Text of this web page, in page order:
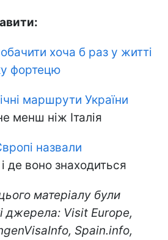
хоча б раз у житті
фортецю
маршрути України
менш ніж Італія
назвали
і де воно знаходиться
матеріалу були
джерела: Visit Europe,
Spain.info,